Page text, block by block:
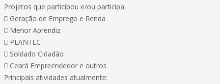
Projetos que participou e/ou participa:
 Geração de Emprego e Renda
 Menor Aprendiz
 PLANTEC
 Soldado Cidadão
 Ceará Empreendedor e outros
Principais atividades atualmente: